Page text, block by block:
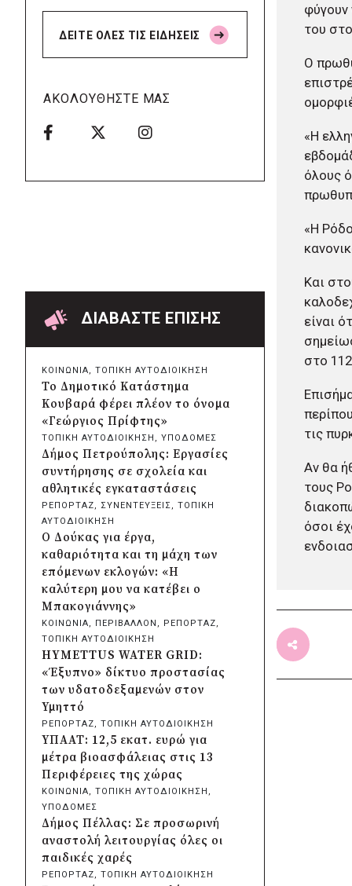
του
Ο
«Η
όλους
«Η
Και
είναι
στο
τις
Αν θα
τους
όσοι
Δήμος Μετεώρων: Επενδύει
στην πρωτοβάθμια υγεία με
Δήμος Παπάγου-Χολαργού:
Επαναλαμβανόμενοι
βανδαλισμοί στο δίκτυο
το εκκλησάκι της
Μεταμόρφωσης του Σωτήρος
πριν από 16 ώρες
Περιφέρεια Αττικής: Έξι
ψηφιακή μετάβαση των
επιχειρήσεων
πριν από 16 ώρες
Δήμος Σαρωνικού και
ΑΡΧΕΛΩΝ ενημερώνουν τους
λουόμενους για τη συνύπαρξη
με τις θαλάσσιες χελώνες
πριν από 16 ώρες
Δήμος Κυθήρων: Απαγόρευση
πρόσβασης στην παραλία
Λυκοδήμου για λόγους
ασφαλείας
πριν από 16 ώρες
Προφυλακίστηκε ο δήμαρχος
Στυλίδας για τη φωτιά στη
Βοιωτία – Σε αναστολή το
αιολικό πάρκο
πριν από 2 μέρες
Δήμος Ηλιούπολης: Εργασίες
αναβάθμισης στα αθλητικά
κέντρα ενόψει της νέας χρονιάς
πριν από 2 μέρες
Περιφέρεια Κεντρικής
Μακεδονίας: Λύση για τη
μεταφορά 16.500 μαθητών
πριν από 2 μέρες
Περιφέρεια Στερεάς Ελλάδας:
Ενίσχυση του ΕΣΥ με 34 νέα
ασθενοφόρα από πόρους του
ΕΣΠΑ
ΔΕΙΤΕ ΟΛΕΣ ΤΙΣ ΕΙΔΗΣΕΙΣ
ΑΚΟΛΟΥΘΗΣΤΕ ΜΑΣ
ΔΙΑΒΑΣΤΕ ΕΠΙΣΗΣ
ΚΟΙΝΩΝΙΑ, ΤΟΠΙΚΗ ΑΥΤΟΔΙΟΙΚΗΣΗ
Το Δημοτικό Κατάστημα
Κουβαρά φέρει πλέον το όνομα
«Γεώργιος Πρίφτης»
ΤΟΠΙΚΗ ΑΥΤΟΔΙΟΙΚΗΣΗ , ΥΠΟΔΟΜΕΣ
Δήμος Πετρούπολης: Εργασίες
συντήρησης σε σχολεία και
αθλητικές εγκαταστάσεις
ΡΕΠΟΡΤΑΖ, ΣΥΝΕΝΤΕΥΞΕΙΣ, ΤΟΠΙΚΗ
ΑΥΤΟΔΙΟΙΚΗΣΗ
Ο Δούκας για έργα,
καθαριότητα και τη μάχη των
επόμενων εκλογών: «Η
καλύτερη μου να κατέβει ο
Μπακογιάννης»
ΚΟΙΝΩΝΙΑ, ΠΕΡΙΒΑΛΛΟΝ , ΡΕΠΟΡΤΑΖ
ΤΟΠΙΚΗ ΑΥΤΟΔΙΟΙΚΗΣΗ
HYMETTUS WATER GRID:
«Έξυπνο» δίκτυο προστασίας
των υδατοδεξαμενών στον
Υμηττό
ΡΕΠΟΡΤΑΖ, ΤΟΠΙΚΗ ΑΥΤΟΔΙΟΙΚΗΣΗ
ΥΠΑΑΤ: 12,5 εκατ. ευρώ για
μέτρα βιοασφάλειας στις 13
Περιφέρειες της χώρας
ΚΟΙΝΩΝΙΑ, ΤΟΠΙΚΗ ΑΥΤΟΔΙΟΙΚΗΣΗ
ΥΠΟΔΟΜΕΣ
Δήμος Πέλλας: Σε προσωρινή
αναστολή λειτουργίας όλες οι
παιδικές χαρές
ΡΕΠΟΡΤΑΖ, ΤΟΠΙΚΗ ΑΥΤΟΔΙΟΙΚΗΣΗ